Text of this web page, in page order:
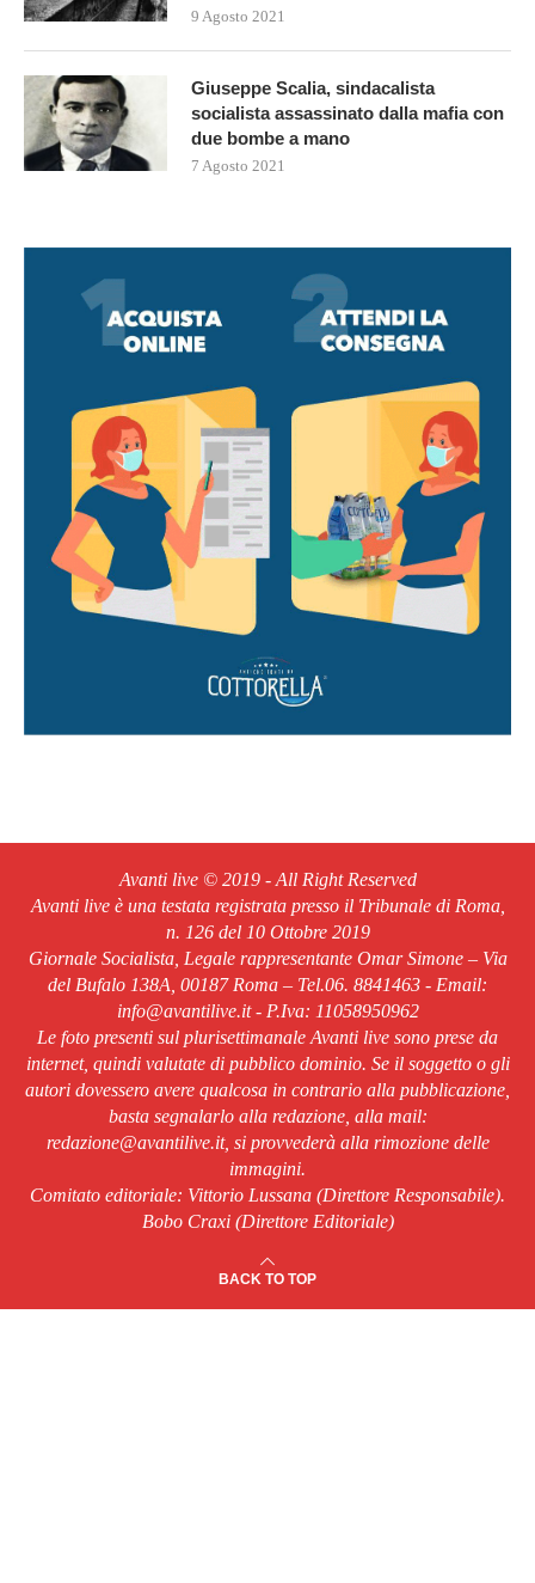
9 Agosto 2021
Giuseppe Scalia, sindacalista
socialista assassinato dalla mafia con
due bombe a mano
7 Agosto 2021
Avanti live © 2019 - All Right Reserved
Avanti live è una testata registrata presso il Tribunale di Roma,
n. 126 del 10 Ottobre 2019
Giornale Socialista, Legale rappresentante Omar Simone – Via
del Bufalo 138A, 00187 Roma – Tel.06. 8841463 - Email:
info@avantilive.it - P.Iva: 11058950962
Le foto presenti sul plurisettimanale Avanti live sono prese da
internet, quindi valutate di pubblico dominio. Se il soggetto o gli
autori dovessero avere qualcosa in contrario alla pubblicazione,
basta segnalarlo alla redazione, alla mail:
redazione@avantilive.it, si provvederà alla rimozione delle
immagini.
Comitato editoriale: Vittorio Lussana (Direttore Responsabile).
Bobo Craxi (Direttore Editoriale)
BACK TO TOP